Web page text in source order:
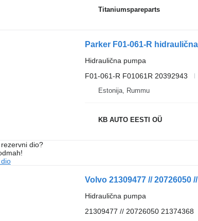
Titaniumspareparts
Parker F01-061-R
Hidraulična pumpa
F01-061-R F01061R 20392943
Estonija, Rummu
KB AUTO EESTI OÜ
dio?
Hidraulična pumpa
21309477 // 20726050 21374368